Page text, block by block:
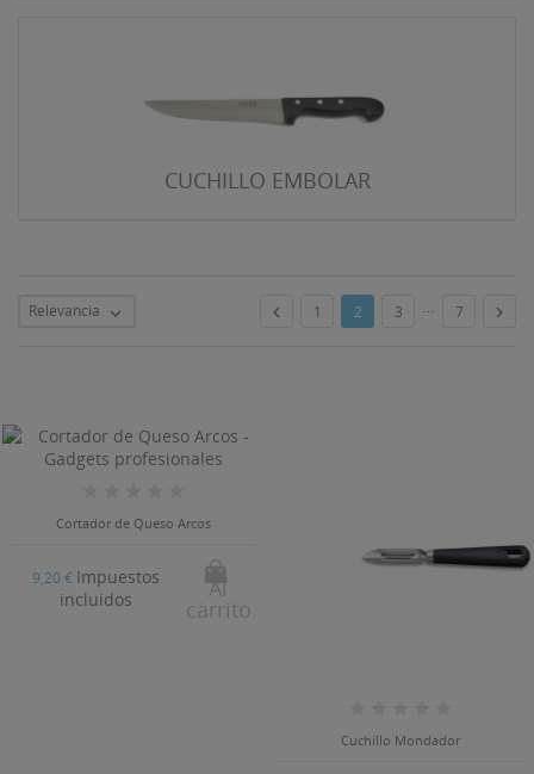
CUCHILLO EMBOLAR
Relevancia   1 2 3 … 7 
Cortador de Queso Arcos
9,20 € Impuestos
incluidos
Al
carrito
Cuchillo Mondador